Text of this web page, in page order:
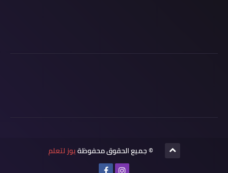
© جميع الحقوق محفوظةيوز لتعلم